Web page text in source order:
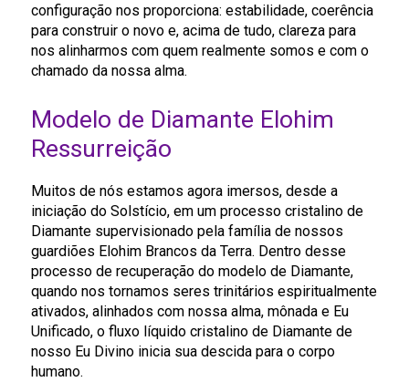
configuração nos proporciona: estabilidade, coerência
para construir o novo e, acima de tudo, clareza para
nos alinharmos com quem realmente somos e com o
chamado da nossa alma.
Modelo de Diamante Elohim
Ressurreição
Muitos de nós estamos agora imersos, desde a
iniciação do Solstício, em um processo cristalino de
Diamante supervisionado pela família de nossos
guardiões Elohim Brancos da Terra. Dentro desse
processo de recuperação do modelo de Diamante,
quando nos tornamos seres trinitários espiritualmente
ativados, alinhados com nossa alma, mônada e Eu
Unificado, o fluxo líquido cristalino de Diamante de
nosso Eu Divino inicia sua descida para o corpo
humano.